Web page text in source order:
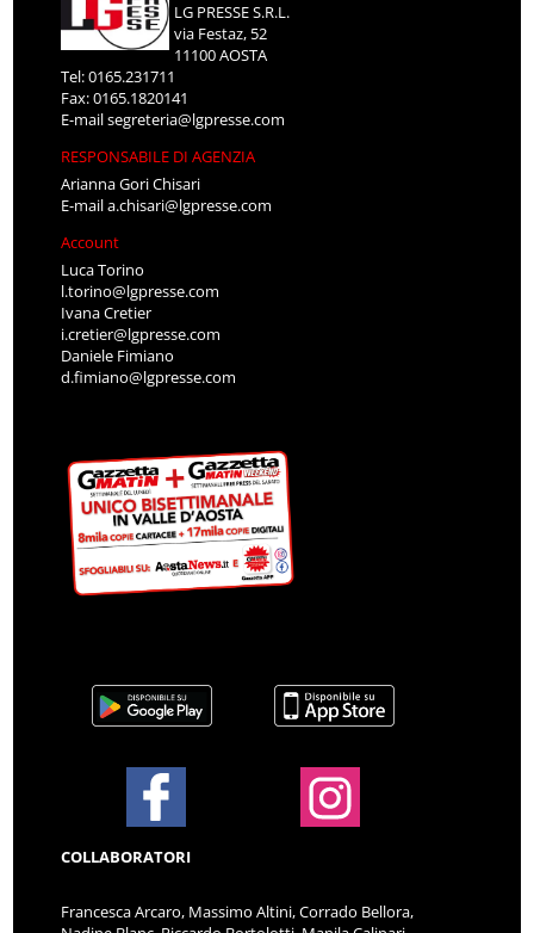
LG PRESSE S.R.L.
via Festaz, 52
11100 AOSTA
Tel: 0165.231711
Fax: 0165.1820141
E-mailsegreteria@lgpresse.com
RESPONSABILE DI AGENZIA
Arianna Gori Chisari
E-maila.chisari@lgpresse.com
Account
Luca Torino
l.torino@lgpresse.com
Ivana Cretier
i.cretier@lgpresse.com
Daniele Fimiano
d.fimiano@lgpresse.com
COLLABORATORI
Francesca Arcaro, Massimo Altini, Corrado Bellora,